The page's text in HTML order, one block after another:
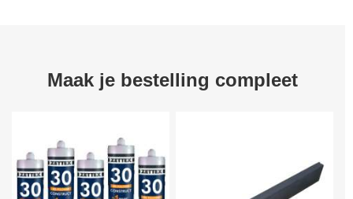
Maak je bestelling compleet